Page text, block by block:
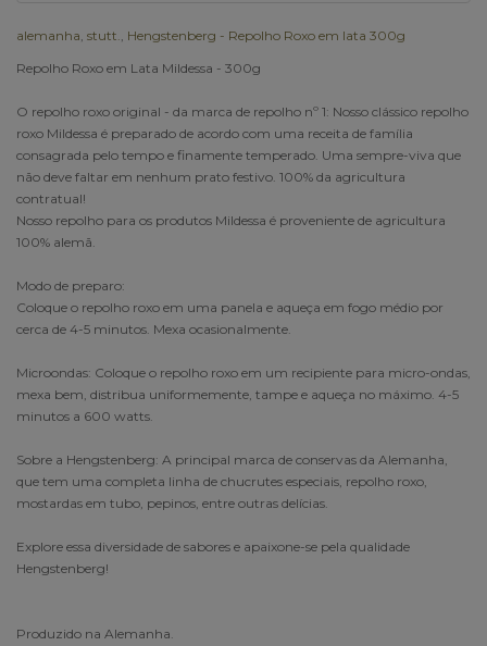
alemanha stutt.
Hengstenberg - Repolho Roxo em lata 300g
Repolho Roxo em Lata Mildessa - 300g
O repolho roxo original - da marca de repolho nº 1: Nosso clássico repolho
roxo Mildessa é preparado de acordo com uma receita de família
consagrada pelo tempo e finamente temperado. Uma sempre-viva que
não deve faltar em nenhum prato festivo. 100% da agricultura
contratual!
Nosso repolho para os produtos Mildessa é proveniente de agricultura
100% alemã.
Modo de preparo:
Coloque o repolho roxo em uma panela e aqueça em fogo médio por
cerca de 4-5 minutos. Mexa ocasionalmente.
Microondas: Coloque o repolho roxo em um recipiente para micro-ondas,
mexa bem, distribua uniformemente, tampe e aqueça no máximo. 4-5
minutos a 600 watts.
Sobre a Hengstenberg: A principal marca de conservas da Alemanha,
que tem uma completa linha de chucrutes especiais, repolho roxo,
mostardas em tubo, pepinos, entre outras delícias.
Explore essa diversidade de sabores e apaixone-se pela qualidade
Hengstenberg!
Produzido na Alemanha.